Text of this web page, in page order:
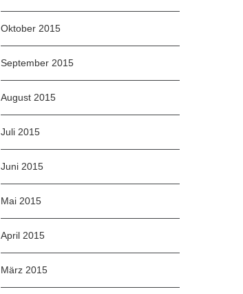
Oktober 2015
September 2015
August 2015
Juli 2015
Juni 2015
Mai 2015
April 2015
März 2015